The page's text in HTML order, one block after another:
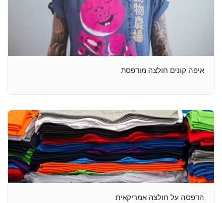
איפה קונים חולצה מודפסת
הדפסה על חולצה אמריקאית